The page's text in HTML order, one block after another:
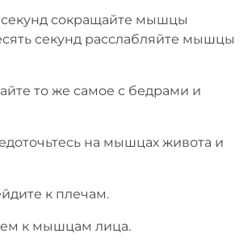
секунд сокращайте мышцы
секунд расслабляйте мышцы
то же самое с бедрами и
на мышцах живота и
к плечам.
к мышцам лица.